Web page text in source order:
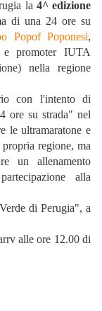
la 4^ edizione
di una 24 ore su
Popof Poponesi,
e promoter IUTA
nella regione
con l'intento di
ore su strada" nel
le ultramaratone e
regione, ma
un allenamento
alla
di Perugia", a
alle ore 12.00 di